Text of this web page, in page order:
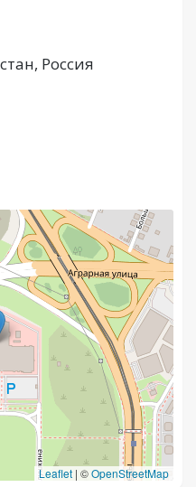
Россия
Leaflet | ©OpenStreetMap